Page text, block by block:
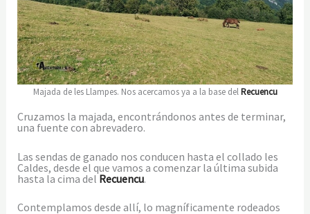
Majada de les Llampes. Nos acercamos ya a la base delRecuencu
Cruzamos la majada, encontrándonos antes de terminar,
una fuente con abrevadero.
Las sendas de ganado nos conducen hasta el collado les
Caldes, desde el que vamos a comenzar la última subida
hasta la cima delRecuencu.
Contemplamos desde allí, lo magníficamente rodeados